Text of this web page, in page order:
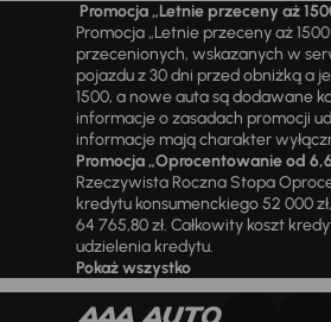
Promocja „Letnie przeceny aż
Promocja „Letnie przeceny aż
przecenionych, wskazanych w
pojazdu z 30 dni przed obniżką a
1500, a nowe auta są dodawane
informacje o zasadach promocji
informacje mają charakter
Promocja „Oprocentowanie od
Rzeczywista Roczna Stopa
kredytu konsumenckiego 52 000
64 765,80 zł. Całkowity koszt
udzielenia kredytu.
Pokaż wszystko